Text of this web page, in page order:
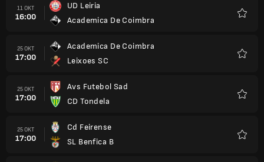
11 OKT
16:00
UD Leiria
Academica De Coimbra
25 OKT
17:00
Academica De Coimbra
Leixoes SC
25 OKT
17:00
Avs Futebol Sad
CD Tondela
25 OKT
17:00
Cd Feirense
SL Benfica B